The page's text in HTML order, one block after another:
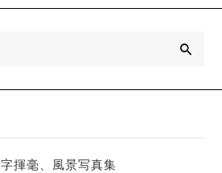
揮毫、風景写真集